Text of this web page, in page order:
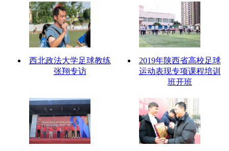
西北政法大学足球教练
张翔专访
2019年陕西省高校足球
运动表现专项课程培训
班开班